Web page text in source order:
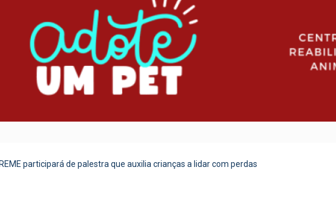
participará de palestra que auxilia crianças a lidar com perdas